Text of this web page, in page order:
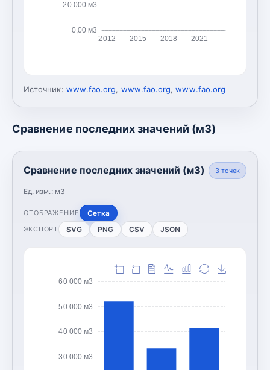
0,00 м3
20 000 м3
2012 2015 2018 2021
Источник: www.fao.org, www.fao.org,www.fao.org
Сравнение последних значений (м3)
Сравнение последних значений (м3)
Ед. изм.: м3
3точек
ОТОБРАЖЕНИЕ Сетка
ЭКСПОРТ SVG PNG CSV JSON
30 000 м3
40 000 м3
50 000 м3
60 000 м3